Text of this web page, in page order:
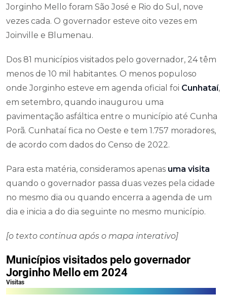
Jorginho Mello foram São José e Rio do Sul, nove
vezes cada. O governador esteve oito vezes em
Joinville e Blumenau.
Dos 81 municípios visitados pelo governador, 24 têm
menos de 10 mil habitantes. O menos populoso
onde Jorginho esteve em agenda oficial foi Cunhataí,
em setembro, quando inaugurou uma
pavimentação asfáltica entre o município até Cunha
Porã. Cunhataí fica no Oeste e tem 1.757 moradores,
de acordo com dados do Censo de 2022.
Para esta matéria, consideramos apenas uma visita
quando o governador passa duas vezes pela cidade
no mesmo dia ou quando encerra a agenda de um
dia e inicia a do dia seguinte no mesmo município.
[o texto continua após o mapa interativo]